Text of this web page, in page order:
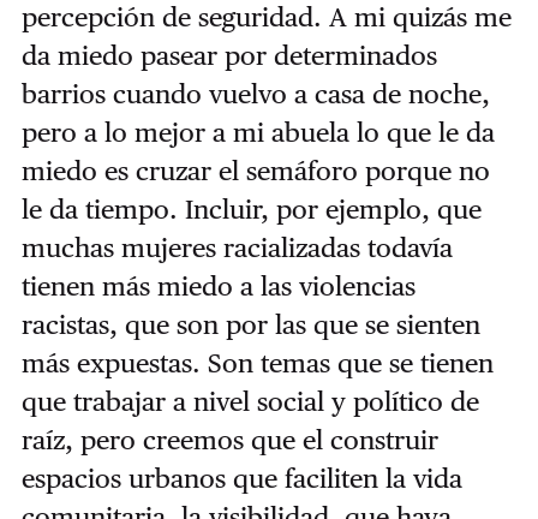
percepción de seguridad. A mi quizás me
da miedo pasear por determinados
barrios cuando vuelvo a casa de noche,
pero a lo mejor a mi abuela lo que le da
miedo es cruzar el semáforo porque no
le da tiempo. Incluir, por ejemplo, que
muchas mujeres racializadas todavía
tienen más miedo a las violencias
racistas, que son por las que se sienten
más expuestas. Son temas que se tienen
que trabajar a nivel social y político de
raíz, pero creemos que el construir
espacios urbanos que faciliten la vida